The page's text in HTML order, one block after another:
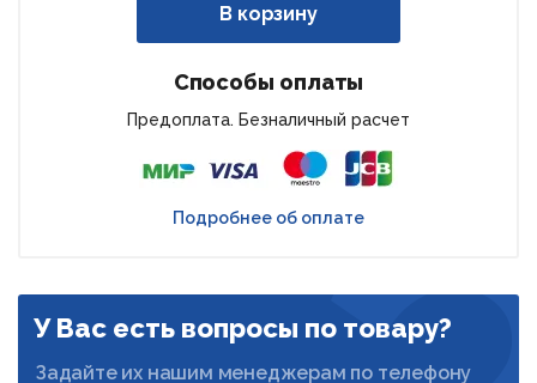
В корзину
Способы оплаты
Предоплата. Безналичный расчет
Подробнее об оплате
У Вас есть вопросы по товару?
Задайте их нашим менеджерам по телефону